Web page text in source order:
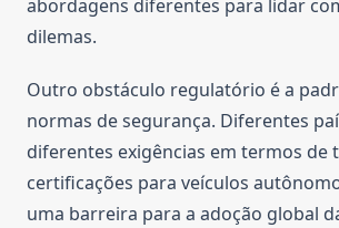
abordagens diferentes para lidar
dilemas.
Outro obstáculo regulatório é a
normas de segurança. Diferentes
diferentes exigências em termos de
certificações para veículos
uma barreira para a adoção global